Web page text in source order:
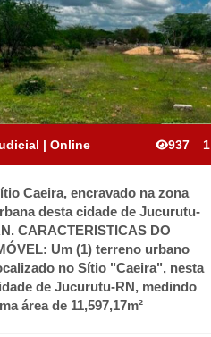
| Online 937 1
Caeira, encravado na zona
desta cidade de Jucurutu-
CARACTERISTICAS DO
Um (1) terreno urbano
no Sítio "Caeira", nesta
de Jucurutu-RN, medindo
área de 11,597,17m²